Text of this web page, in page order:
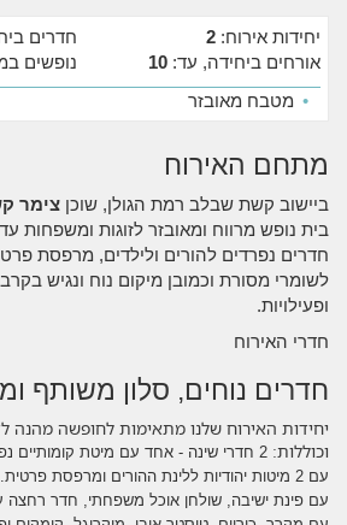
יחידות אירוח: 2 חדרים
אורחים ביחידה, עד: 10 נופשים
• מטבח מאובזר
מתחם האירוח
ביישוב קשת שבלב רמת הגולן, שוכן צימר
חדרים נפרדים להורים ולילדים, מרפסת
לשומרי מסורת וכמובן מיקום נוח ונגיש
ופעילויות.
חדרי האירוח
חדרים נוחים, סלון משותף
יחידות האירוח שלנו מתאימות לחופשה מהנה
וכוללות:
עם 2 מיטות יהודיות ללינת ההורים ומרפסת פרטית.
עם פינת ישיבה, שולחן אוכל משפחתי, חדר רחצה